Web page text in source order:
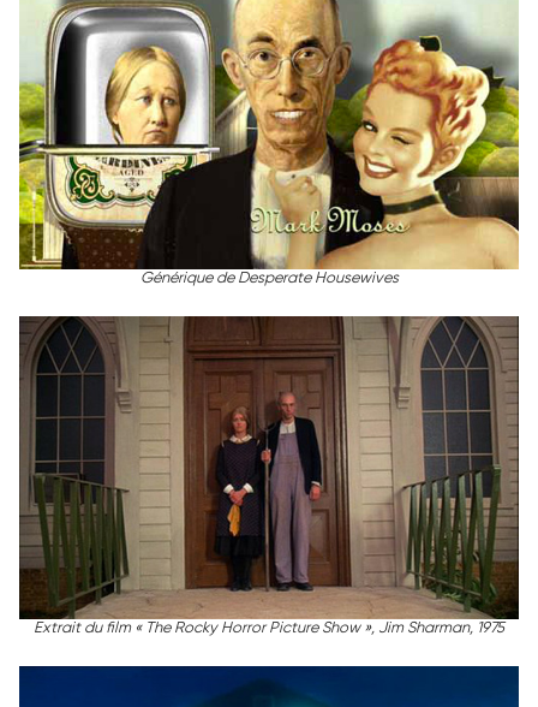
Générique de Desperate Housewives
Extrait du film « The Rocky Horror Picture Show », Jim Sharman, 1975